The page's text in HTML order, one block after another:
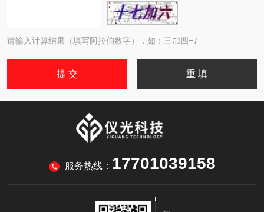
请输入计算结果（填写阿拉伯数字），如：三加四=7
服务热线： 17701039158